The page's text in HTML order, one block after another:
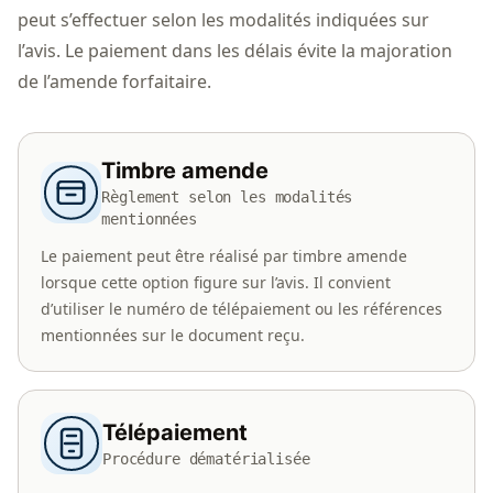
peut s’effectuer selon les modalités indiquées sur
l’avis. Le paiement dans les délais évite la majoration
de l’amende forfaitaire.
Timbre amende
Règlement selon les modalités
mentionnées
Le paiement peut être réalisé par timbre amende
lorsque cette option figure sur l’avis. Il convient
d’utiliser le numéro de télépaiement ou les références
mentionnées sur le document reçu.
Télépaiement
Procédure dématérialisée